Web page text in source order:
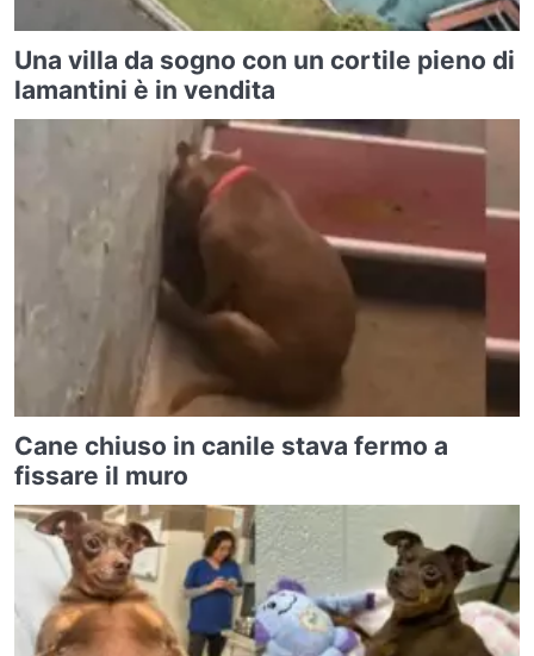
Una villa da sogno con un cortile pieno di
lamantini è in vendita
Cane chiuso in canile stava fermo a
fissare il muro